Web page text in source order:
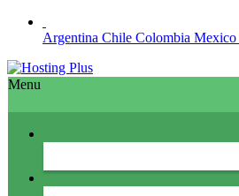
Argentina Chile Colombia Mexico
Menu